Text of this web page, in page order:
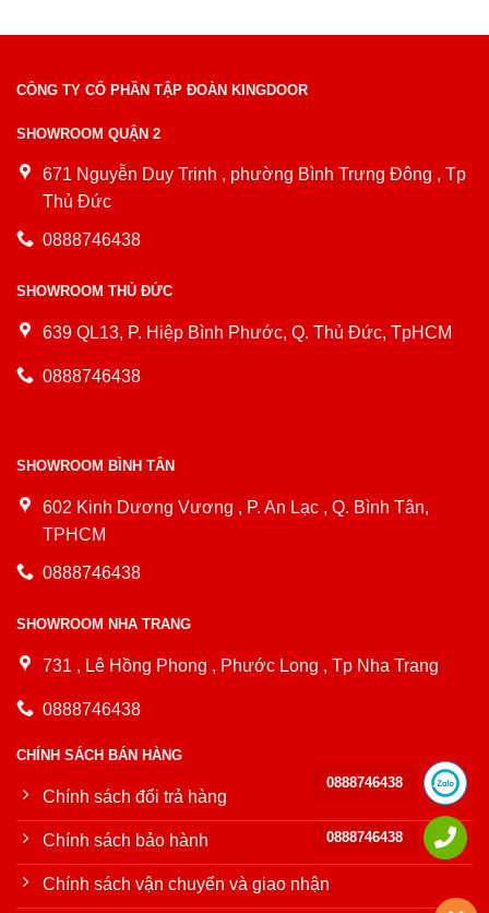
CÔNG TY CỔ PHẦN TẬP ĐOÀN KINGDOOR
SHOWROOM QUẬN 2
671 Nguyễn Duy Trinh , phường Bình Trưng Đông , Tp
Thủ Đức
0888746438
SHOWROOM THỦ ĐỨC
639 QL13, P. Hiệp Bình Phước, Q. Thủ Đức, TpHCM
0888746438
SHOWROOM BÌNH TÂN
602 Kinh Dương Vương , P. An Lạc , Q. Bình Tân,
TPHCM
0888746438
SHOWROOM NHA TRANG
731 , Lê Hồng Phong , Phước Long , Tp Nha Trang
0888746438
CHÍNH SÁCH BÁN HÀNG
Chính sách đổi trả hàng
Chính sách bảo hành
Chính sách vận chuyển và giao nhận
0888746438
0888746438